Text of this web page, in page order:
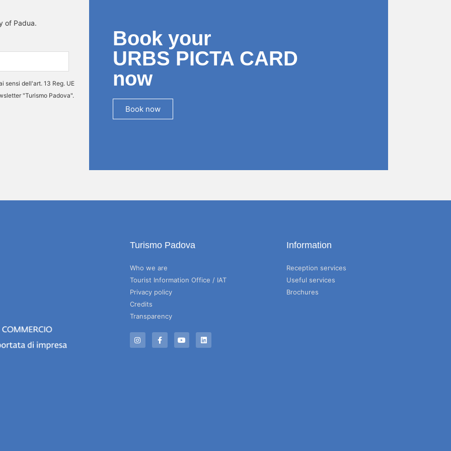
of Padua.
sensi dell'art. 13 Reg. UE
"Turismo Padova".
Book your
URBS PICTA CARD
now
Book now
Turismo Padova
Who we are
Tourist Information Office / IAT
Privacy policy
Credits
Transparency
Information
Reception services
Useful services
Brochures